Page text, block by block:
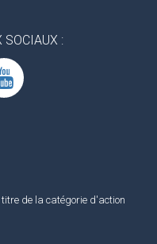
SOCIAUX :
de la catégorie d'action